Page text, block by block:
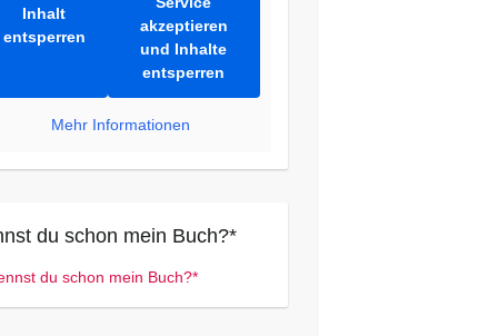
Inhalt
entsperren
akzeptieren
und Inhalte
entsperren
Mehr Informationen
du schon mein Buch?*